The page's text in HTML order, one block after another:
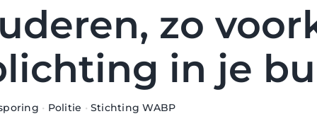
zo
in je
• Politie •Stichting WABP